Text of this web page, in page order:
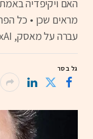
האם ויקיפדיה באמת
מראים שכן • כל
עברה על מאסק, xAI, שהוקמה על ידו, גייסה 6 מיליארד דולר
גל בסר